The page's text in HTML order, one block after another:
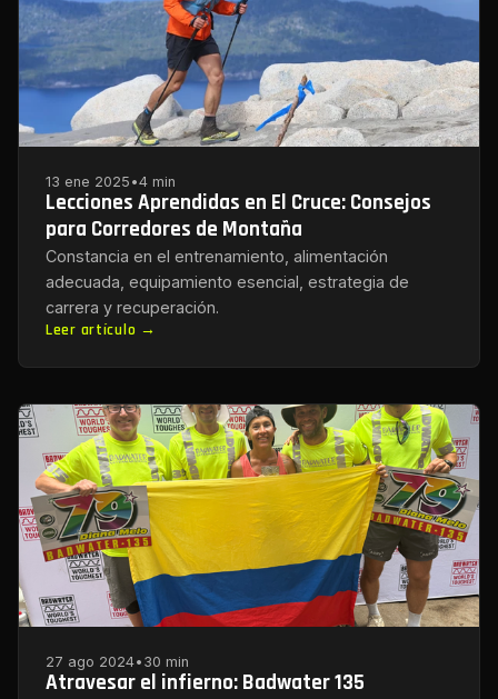
13 ene 2025 •4 min
Lecciones Aprendidas en El Cruce: Consejos
para Corredores de Montaña
Constancia en el entrenamiento, alimentación
adecuada, equipamiento esencial, estrategia de
carrera y recuperación.
Leer artículo →
27 ago 2024• 30 min
Atravesar el infierno: Badwater 135